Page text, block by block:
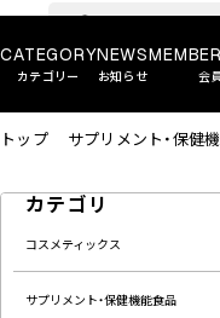
CATEGORY
カテゴリー
NEWS
お知らせ 会
トップ サプリメント・保健
カテゴリ
コスメティックス
サプリメント・保健機能食品